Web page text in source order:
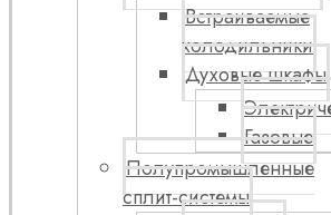
Встраиваемые
холодильники
Духовые шкафы
Газовые
Полупромышленные
сплит-системы